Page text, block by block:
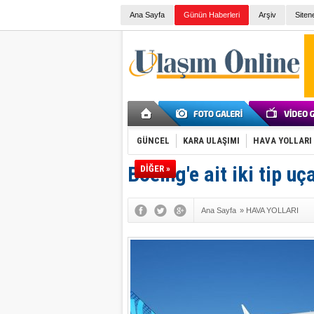
Ana Sayfa Günün Haberleri Arşiv
GÜNCEL KARA ULAŞIMI HAVA YOLLARI
DİĞER »
Boeing'e ait iki tip
Ana Sayfa » HAVA YOLLARI